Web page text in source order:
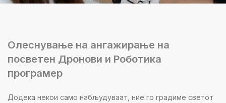
Олеснување на ангажирање на
посветен Дронови и Роботика
програмер
Додека некои само набљудуваат, ние го градиме светот